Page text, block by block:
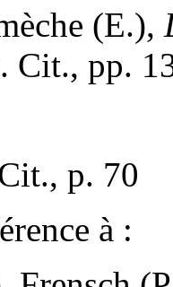
(E.),
Cit., pp.
p. 70
à :